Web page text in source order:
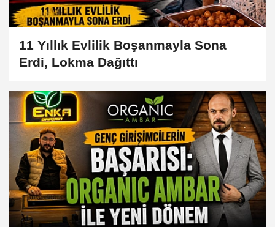
11 Yıllık Evlilik Boşanmayla Sona
Erdi, Lokma Dağıttı